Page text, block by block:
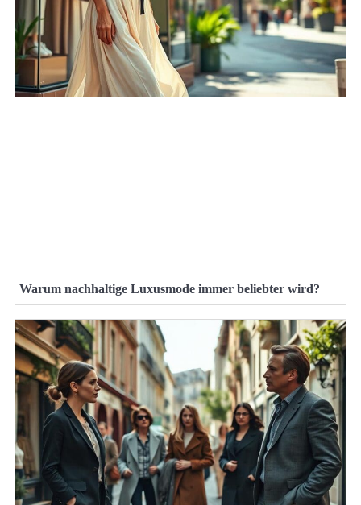
Warum nachhaltige Luxusmode immer beliebter wird?